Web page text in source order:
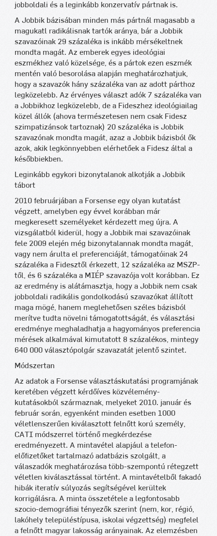
jobboldali és a leginkább konzervatív pártnak is.
A Jobbik bázisában minden más pártnál magasabb a
magukatl radikálisnak tartók aránya, bár a Jobbik
szavazóinak 29 százaléka is inkább mérsékeltnek
mondta magát. Az emberek egyes ideológiai
eszmékhez való közelsége, és a pártok ezen eszmék
mentén való besorolása alapján meghatározhatjuk,
hogy a szavazók hány százaléka van az adott párthoz
legközelebb. Az érvényes választ adók 7 százaléka van
a Jobbikhoz legközelebb, de a Fideszhez ideológiailag
közel állók (ahova természetesen nem csak Fidesz
szimpatizánsok tartoznak) 20 százaléka is Jobbik
szavazónak mondta magát, azaz a Jobbik bázisból ők
azok, akik legkönnyebben elérhetőek a Fidesz által a
későbbiekben.
Leginkább egykori bizonytalanok alkotják a Jobbik
tábort
2010 februárjában a Forsense egy olyan kutatást
végzett, amelyben egy évvel korábban már
megkeresett személyeket kérdezett meg újra. A
vizsgálatból kiderül, hogy a Jobbik mai szavazóinak
fele 2009 elején még bizonytalannak mondta magát,
vagy nem árulta el preferenciáját, támogatóinak 24
százaléka a Fidesztől érkezett, 12 százaléka az MSZP-
től, és 6 százaléka a MIÉP szavazója volt korábban. Ez
az eredmény is alátámasztja, hogy a Jobbik nem csak
jobboldali radikális gondolkodású szavazókat állított
maga mögé, hanem meglehetősen széles bázisból
merítve tudta növelni támogatottságát, és választási
eredménye meghaladhatja a hagyományos preferencia
mérések alkalmával kimutatott 8 százalékos, mintegy
640 000 választópolgár szavazatát jelentő szintet.
Módszertan
Az adatok a Forsense választáskutatási programjának
keretében végzett kérdőíves közvélemény-
kutatásokból származnak, melyeket 2010. január és
február során, egyenként minden esetben 1000
véletlenszerűen kiválasztott felnőtt korú személy,
CATI módszerrel történő megkérdezése
eredményezett. A mintavétel alapjául a telefon-
előfizetőket tartalmazó adatbázis szolgált, a
válaszadók meghatározása több-szempontú rétegzett
véletlen kiválasztással történt. A mintavételből fakadó
hibák iteratív súlyozás segítségével kerültek
korrigálásra. A minta összetétele a legfontosabb
szocio-demográfiai tényezők szerint (nem, kor, régió,
lakóhely településtípusa, iskolai végzettség) megfelel
a felnőtt magyar lakosság arányainak. Az elemzésben